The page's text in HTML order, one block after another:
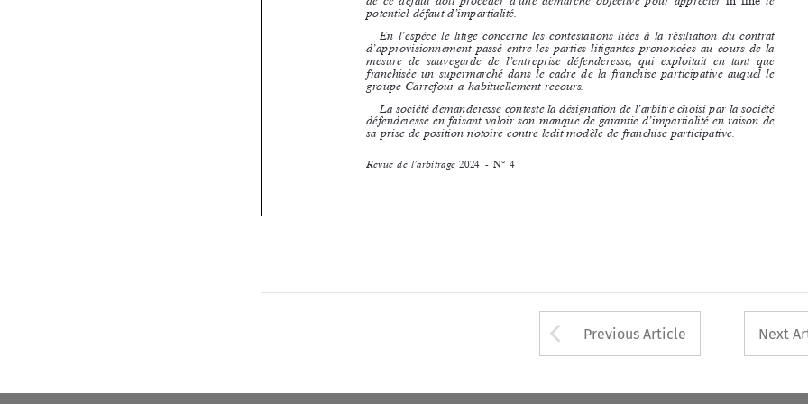
 









Revue  de  l’arbitrage 2024  -  N° 4
Arrow button used
Previous Article Next